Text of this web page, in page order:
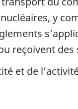
y
reçoivent des
et de